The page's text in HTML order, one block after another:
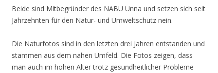
Beide sind Mitbegründer des NABU Unna und setzen sich seit
Jahrzehnten für den Natur- und Umweltschutz nein.
Die Naturfotos sind in den letzten drei Jahren entstanden und
stammen aus dem nahen Umfeld. Die Fotos zeigen, dass
man auch im hohen Alter trotz gesundheitlicher Probleme